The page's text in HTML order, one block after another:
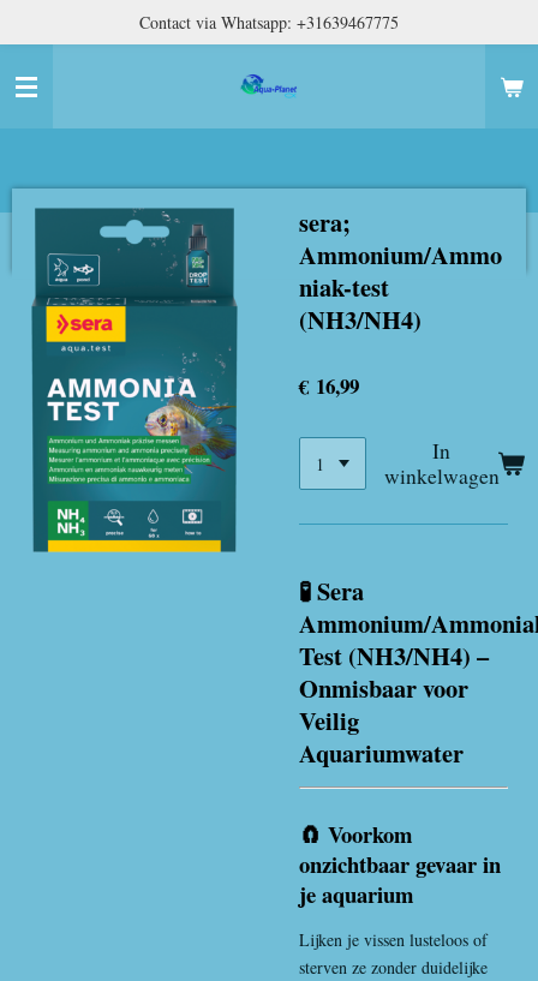
naar
hoofdinhoud
Contact via Whatsapp: +31639467775
sera;
Ammonium/Ammo
niak-test
(NH3/NH4)
€ 16,99
In
winkelwagen
🧪 Sera
Ammonium/
Test (NH3/NH4) –
Onmisbaar voor
Veilig
Aquariumwater
🧲 Voorkom
onzichtbaar gevaar in
je aquarium
Lijken je vissen lusteloos of
sterven ze zonder duidelijke